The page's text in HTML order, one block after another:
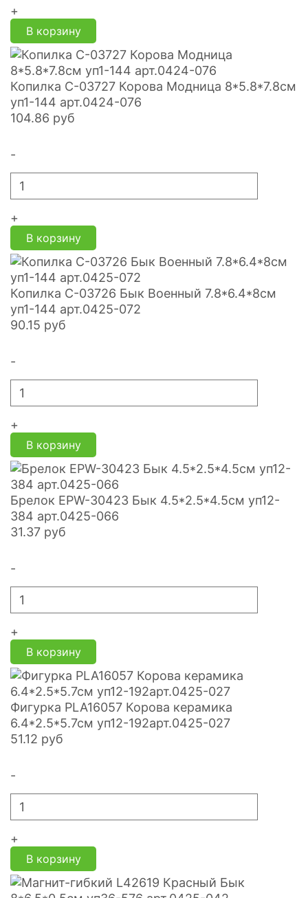
+
В корзину
Копилка С-03727 Корова Модница 8*5.8*7.8см
уп1-144 арт.0424-076
104.86 руб
-
+
В корзину
Копилка С-03726 Бык Военный 7.8*6.4*8см
уп1-144 арт.0425-072
90.15 руб
-
+
В корзину
Брелок EPW-30423 Бык 4.5*2.5*4.5см уп12-
384 арт.0425-066
31.37 руб
-
+
В корзину
Фигурка PLA16057 Корова керамика
6.4*2.5*5.7см уп12-192арт.0425-027
51.12 руб
-
+
В корзину